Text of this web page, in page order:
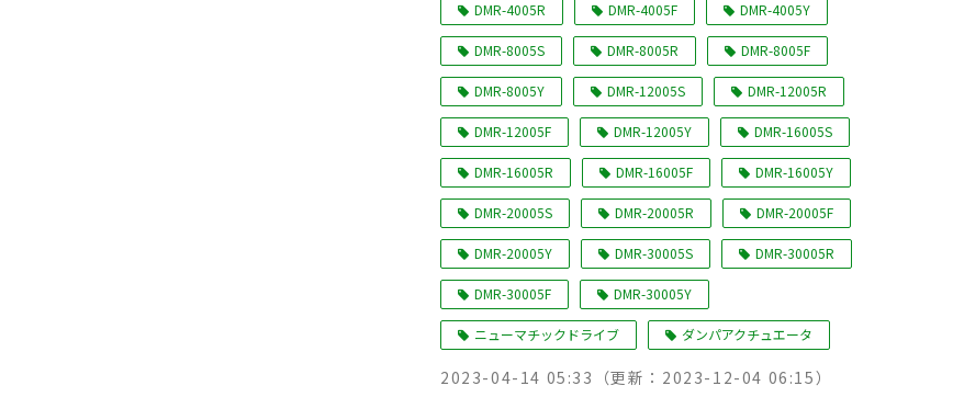
DMR-4005R DMR-4005F DMR-4005Y
DMR-8005S DMR-8005R DMR-8005F
DMR-8005Y DMR-12005S DMR-12005R
DMR-12005F DMR-12005Y DMR-16005S
DMR-16005R DMR-16005F DMR-16005Y
DMR-20005S DMR-20005R DMR-20005F
DMR-20005Y DMR-30005S DMR-30005R
DMR-30005F DMR-30005Y
ニューマチックドライブ ダンパアクチュエータ
2023-04-14 05:33 （更新： 2023-12-04 06:15）